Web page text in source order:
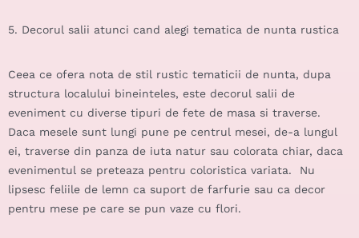
5. Decorul salii atunci cand alegi tematica de nunta rustica
Ceea ce ofera nota de stil rustic tematicii de nunta, dupa
structura localului bineinteles, este decorul salii de
eveniment cu diverse tipuri de fete de masa si traverse.
Daca mesele sunt lungi pune pe centrul mesei, de-a lungul
ei, traverse din panza de iuta natur sau colorata chiar, daca
evenimentul se preteaza pentru coloristica variata. Nu
lipsesc feliile de lemn ca suport de farfurie sau ca decor
pentru mese pe care se pun vaze cu flori.